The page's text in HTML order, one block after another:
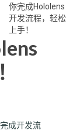
你完成Hololens
开发流程，轻松
上手！
成开发流